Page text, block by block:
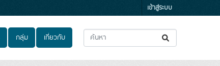
เข้าสู่ระบบ
กลุ่ม เกี่ยวกับ